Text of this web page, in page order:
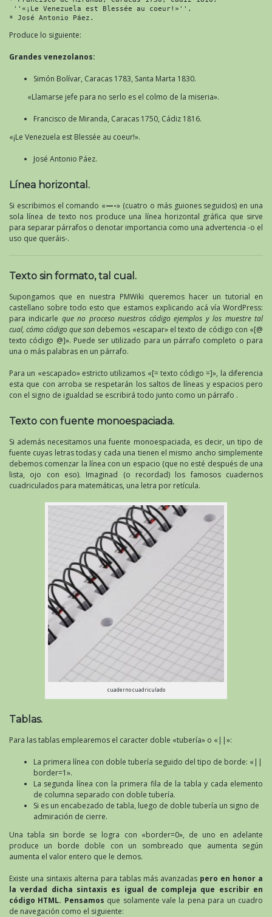
''«¡Le Venezuela est Blessée au coeur!»''.
* José Antonio Páez.
Produce lo siguiente:
Grandes venezolanos:
Simón Bolívar, Caracas 1783, Santa Marta 1830.
«Llamarse jefe para no serlo es el colmo de la miseria».
Francisco de Miranda, Caracas 1750, Cádiz 1816.
«¡Le Venezuela est Blessée au coeur!».
José Antonio Páez.
Línea horizontal.
Si escribimos el comando «—-» (cuatro o más guiones seguidos) en una
sola línea de texto nos produce una línea horizontal gráfica que sirve
para separar párrafos o denotar importancia como una advertencia -o el
uso que queráis-.
Texto sin formato, tal cual.
Supongamos que en nuestra PMWiki queremos hacer un tutorial en
castellano sobre todo esto que estamos explicando acá vía WordPress:
para indicarle que no proceso nuestros código ejemplos y los muestre tal
cual, cómo código que son debemos «escapar» el texto de código con «[@
texto código @]». Puede ser utilizado para un párrafo completo o para
una o más palabras en un párrafo.
Para un «escapado» estricto utilizamos «[= texto código =]», la diferencia
esta que con arroba se respetarán los saltos de líneas y espacios pero
con el signo de igualdad se escribirá todo junto como un párrafo .
Texto con fuente monoespaciada.
Si además necesitamos una fuente monoespaciada, es decir, un tipo de
fuente cuyas letras todas y cada una tienen el mismo ancho simplemente
debemos comenzar la línea con un espacio (que no esté después de una
lista, ojo con eso). Imaginad (o recordad) los famosos cuadernos
cuadriculados para matemáticas, una letra por retícula.
cuaderno cuadriculado
Tablas.
Para las tablas emplearemos el caracter doble «tubería» o «||»:
La primera línea con doble tubería seguido del tipo de borde: «||
border=1».
La segunda línea con la primera fila de la tabla y cada elemento
de columna separado con doble tubería.
Si es un encabezado de tabla, luego de doble tubería un signo de
admiración de cierre.
Una tabla sin borde se logra con «border=0», de uno en adelante
produce un borde doble con un sombreado que aumenta según
aumenta el valor entero que le demos.
Existe una sintaxis alterna para tablas más avanzadas pero en honor a
la verdad dicha sintaxis es igual de compleja que escribir en
código HTML. Pensamos que solamente vale la pena para un cuadro
de navegación como el siguiente: